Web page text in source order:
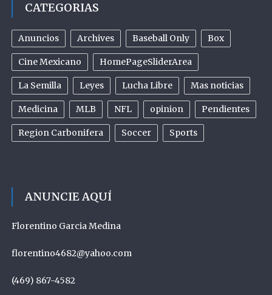
CATEGORIAS
Anuncios Archives Baseball Only Box
Cine Mexicano HomePageSliderArea
La Semilla Leyes Lucha Libre Mas noticias
Medicina MLB NFL opinion Pendientes
Region Carbonifera Soccer Sports
ANUNCIE AQUÍ
Florentino Garcia Medina
florentino4682@yahoo.com
(469) 867-4582